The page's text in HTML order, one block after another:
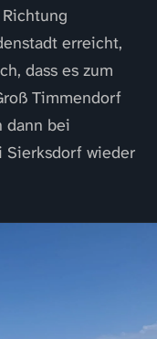
erreicht,
dass es zum
Timmendorf
dann bei
Sierksdorf wieder